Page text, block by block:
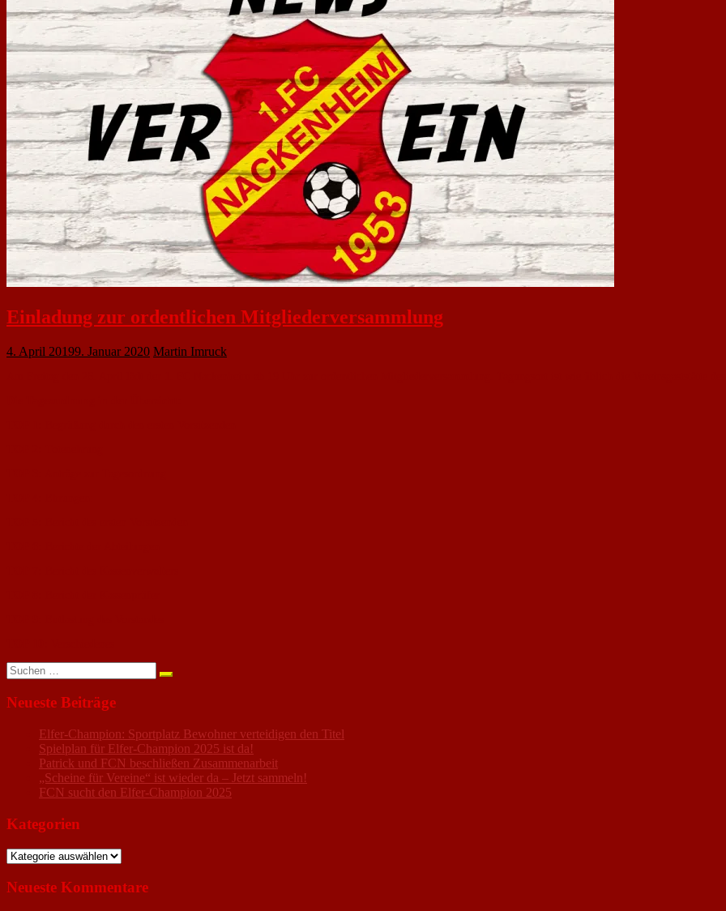
Einladung zur ordentlichen Mitgliederversammlung
4. April 20199. Januar 2020 Martin Imruck
Suchen
nach:
Neueste Beiträge
Elfer-Champion: Sportplatz Bewohner verteidigen den Titel
Spielplan für Elfer-Champion 2025 ist da!
Patrick und FCN beschließen Zusammenarbeit
„Scheine für Vereine“ ist wieder da – Jetzt sammeln!
FCN sucht den Elfer-Champion 2025
Kategorien
Kategorien
Neueste Kommentare